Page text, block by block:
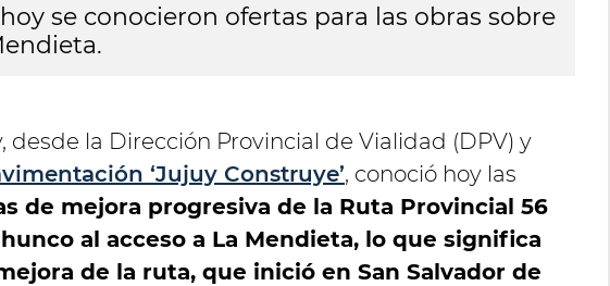
se conocieron ofertas para las obras sobre
desde la Dirección Provincial de Vialidad (DPV) y
‘Jujuy Construye’, conoció hoy las
de mejora progresiva de la Ruta Provincial 56
al acceso a La Mendieta, lo que significa
de la ruta, que inició en San Salvador de